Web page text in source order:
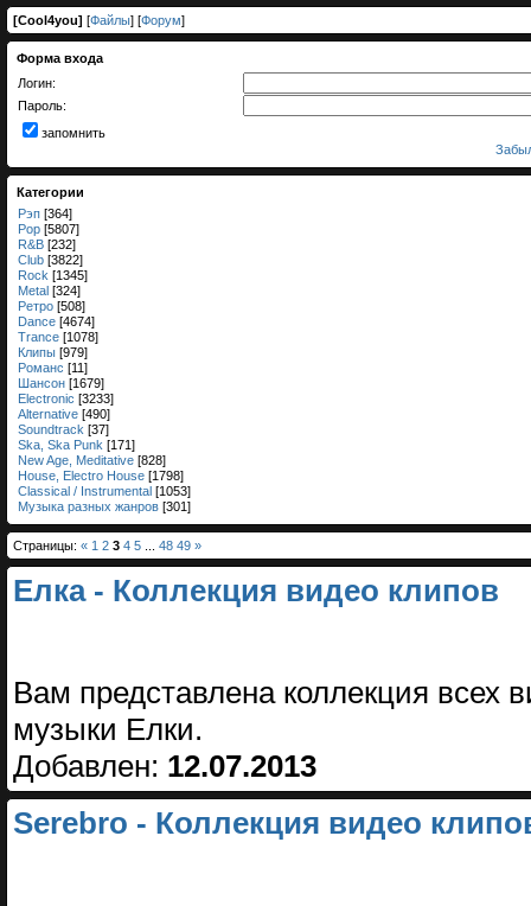
[Cool4you] [Файлы] [Форум]
Форма входа
Логин:
Пароль:
запомнить
Категории
Рэп [364]
Pop [5807]
R&B [232]
Club [3822]
Rock [1345]
Metal [324]
Ретро [508]
Dance [4674]
Trance [1078]
Клипы [979]
Романс [11]
Шансон [1679]
Electronic [3233]
Alternative [490]
Soundtrack [37]
Ska, Ska Punk [171]
New Age, Meditative [828]
House, Electro House [1798]
Classical / Instrumental [1053]
Музыка разных жанров [301]
Страницы: « 1 2 3 4 5 48 49 »
Елка - Коллекция видео клипов
Вам представлена коллекция всех
музыки Елки.
Добавлен: 12.07.2013
Serebro - Коллекция видео